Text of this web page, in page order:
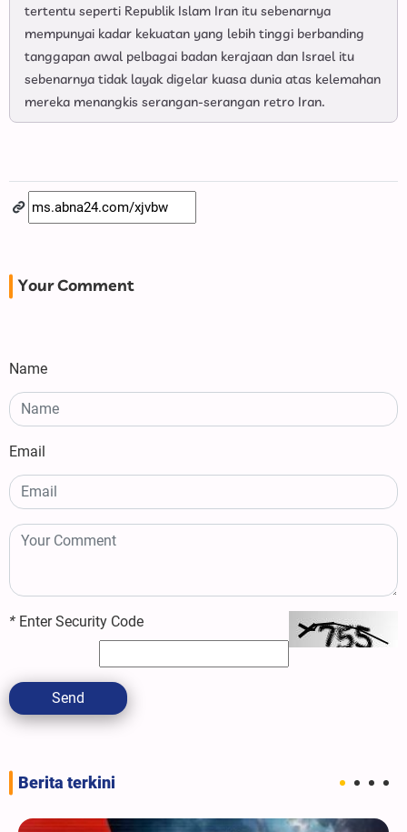
tertentu seperti Republik Islam Iran itu sebenarnya
mempunyai kadar kekuatan yang lebih tinggi berbanding
tanggapan awal pelbagai badan kerajaan dan Israel itu
sebenarnya tidak layak digelar kuasa dunia atas kelemahan
mereka menangkis serangan-serangan retro Iran.
Your Comment
Name
Email
* Enter Security Code
Send
Berita terkini